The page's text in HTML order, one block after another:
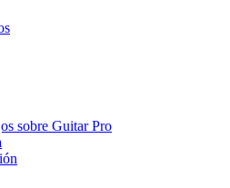
sobre Guitar Pro